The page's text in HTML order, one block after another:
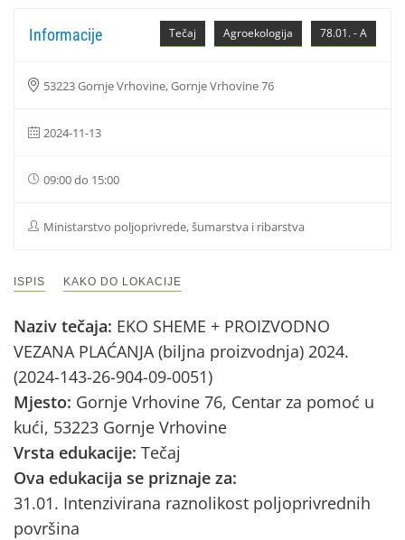
78.01. - A
Agroekologija
Tečaj
Informacije
53223 Gornje Vrhovine, Gornje Vrhovine 76
2024-11-13
09:00 do 15:00
Ministarstvo poljoprivrede, šumarstva i ribarstva
ISPIS KAKO DO LOKACIJE
Naziv tečaja: EKO SHEME + PROIZVODNO
VEZANA PLAĆANJA (biljna proizvodnja) 2024.
(2024-143-26-904-09-0051)
Mjesto: Gornje Vrhovine 76, Centar za pomoć u
kući, 53223 Gornje Vrhovine
Vrsta edukacije: Tečaj
Ova edukacija se priznaje za:
31.01. Intenzivirana raznolikost poljoprivrednih
površina